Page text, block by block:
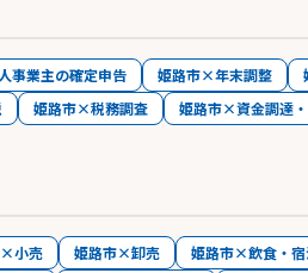
事業主の確定申告 姫路市×年末調整
姫路市×税務調査 姫路市×資金調達
小売 姫路市×卸売 姫路市×飲食・宿